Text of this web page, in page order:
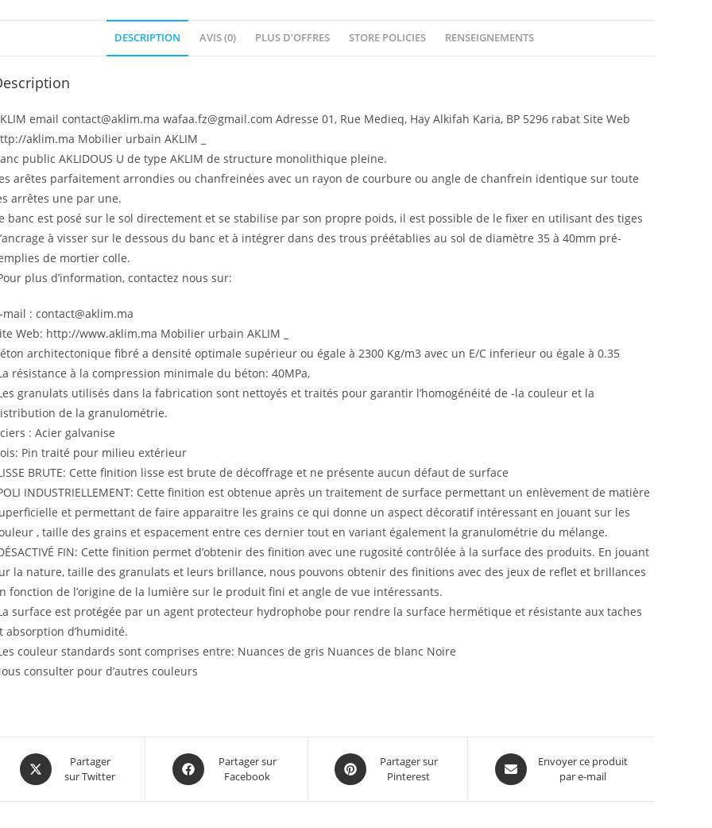
DESCRIPTION AVIS (0) PLUS D'OFFRES STORE POLICIES RENSEIGNEMENTS
email contact@aklim.ma wafaa.fz@gmail.com Adresse 01, Rue Medieq, Hay Alkifah Karia, BP 5296 rabat Site Web
aklim.ma Mobilier urbain AKLIM _
public AKLIDOUS U de type AKLIM de structure monolithique pleine.
arêtes parfaitement arrondies ou chanfreinées avec un rayon de courbure ou angle de chanfrein identique sur toute
arrêtes une par une.
banc est posé sur le sol directement et se stabilise par son propre poids, il est possible de le fixer en utilisant des tiges
à visser sur le dessous du banc et à intégrer dans des trous préétablies au sol de diamètre 35 à 40mm pré-
de mortier colle.
plus d’information, contactez nous sur:
mail : contact@aklim.ma
Web: http://www.aklim.ma Mobilier urbain AKLIM _
architectonique fibré a densité optimale supérieur ou égale à 2300 Kg/m3 avec un E/C inferieur ou égale à 0.35
résistance à la compression minimale du béton: 40MPa,
granulats utilisés dans la fabrication sont nettoyés et traités pour garantir l’homogénéité de -la couleur et la
de la granulométrie.
: Acier galvanise
Pin traité pour milieu extérieur
BRUTE: Cette finition lisse est brute de décoffrage et ne présente aucun défaut de surface
INDUSTRIELLEMENT: Cette finition est obtenue après un traitement de surface permettant un enlèvement de matière
et permettant de faire apparaitre les grains ce qui donne un aspect décoratif intéressant en jouant sur les
, taille des grains et espacement entre ces dernier tout en variant également la granulométrie du mélange.
FIN: Cette finition permet d’obtenir des finition avec une rugosité contrôlée à la surface des produits. En jouant
la nature, taille des granulats et leurs brillance, nous pouvons obtenir des finitions avec des jeux de reflet et brillances
fonction de l’origine de la lumière sur le produit fini et angle de vue intéressants.
surface est protégée par un agent protecteur hydrophobe pour rendre la surface hermétique et résistante aux taches
absorption d’humidité.
couleur standards sont comprises entre: Nuances de gris Nuances de blanc Noire
consulter pour d’autres couleurs
Partager
sur Twitter
Partager sur
Facebook
Partager sur
Pinterest
Envoyer ce produit
par e-mail